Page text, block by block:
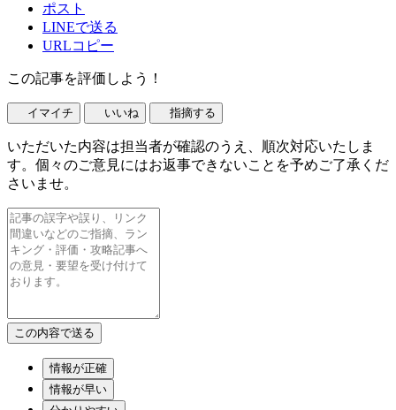
ポスト
LINEで送る
URLコピー
この記事を評価しよう！
イマイチ いいね 指摘する
いただいた内容は担当者が確認のうえ、順次対応いたしま
す。個々のご意見にはお返事できないことを予めご了承くだ
さいませ。
情報が正確
情報が早い